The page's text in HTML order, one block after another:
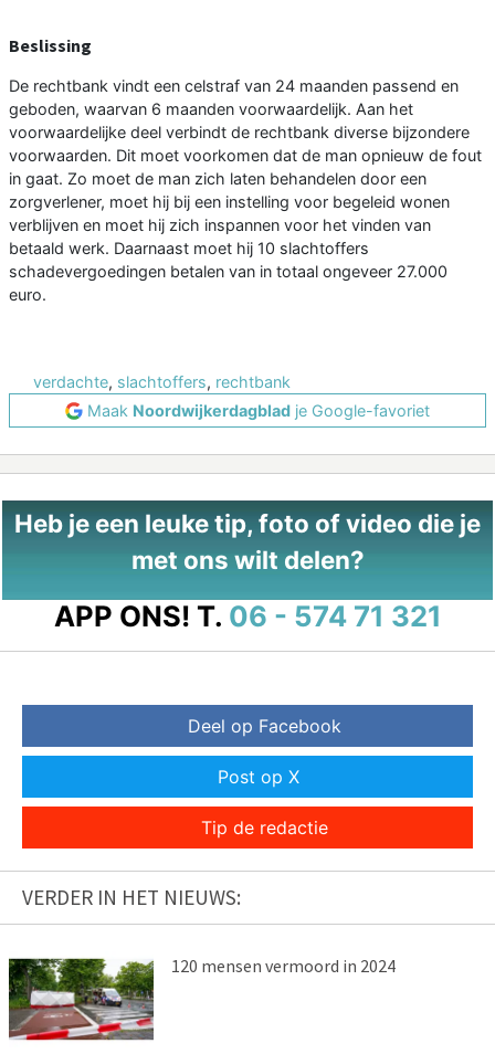
Beslissing
De rechtbank vindt een celstraf van 24 maanden passend en
geboden, waarvan 6 maanden voorwaardelijk. Aan het
voorwaardelijke deel verbindt de rechtbank diverse bijzondere
voorwaarden. Dit moet voorkomen dat de man opnieuw de fout
in gaat. Zo moet de man zich laten behandelen door een
zorgverlener, moet hij bij een instelling voor begeleid wonen
verblijven en moet hij zich inspannen voor het vinden van
betaald werk. Daarnaast moet hij 10 slachtoffers
schadevergoedingen betalen van in totaal ongeveer 27.000
euro.
verdachte, slachtoffers, rechtbank
Maak Noordwijkerdagblad je Google-favoriet
Heb je een leuke tip, foto of video die je
met ons wilt delen?
APP ONS! T. 06 - 574 71 321
Deel op Facebook
Post op X
Tip de redactie
VERDER IN HET NIEUWS:
120 mensen vermoord in 2024